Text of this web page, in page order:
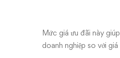
Mức giá ưu đãi này
doanh nghiệp so với